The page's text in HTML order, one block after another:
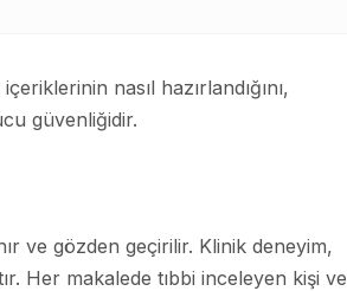
nasıl hazırlandığını,
güvenliğidir.
ve gözden geçirilir. Klinik deneyim,
Her makalede tıbbi inceleyen kişi ve